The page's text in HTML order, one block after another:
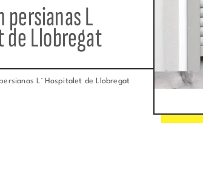
persianas L
de Llobregat
L´Hospitalet de Llobregat